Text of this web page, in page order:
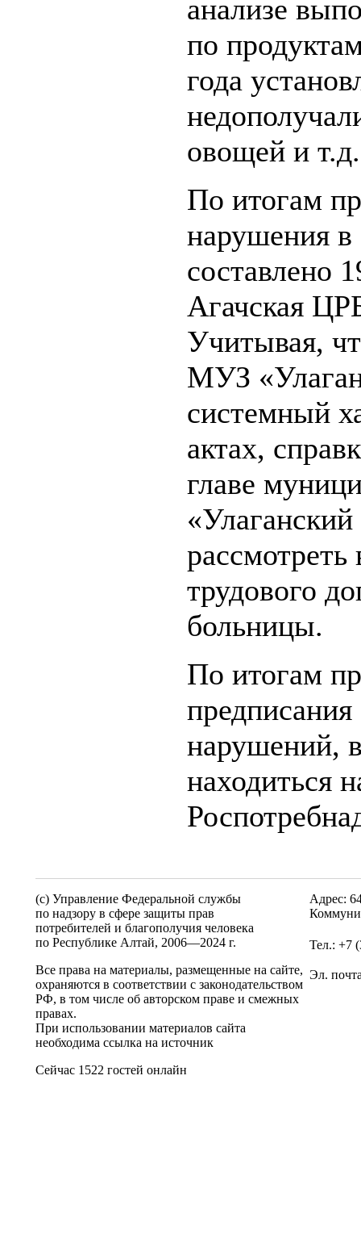
анализе
по
года
овощей и т.д.
По итогам
нарушения
составлено
Агачская
Учитывая,
МУЗ
системный
актах,
главе
трудового
больницы.
По итогам
нарушений,
находиться
(c) Управление Федеральной службы
по надзору в сфере защиты прав
потребителей и благополучия человека
по Республике Алтай, 2006—2024 г.
Все права на материалы, размещенные на сайте,
охраняются в соответствии с законодательством
РФ, в том числе об авторском праве и смежных
правах.
При использовании материалов сайта
необходима ссылка на источник
Сейчас 1522 гостей онлайн
Адрес:
Тел.: +7
Эл.